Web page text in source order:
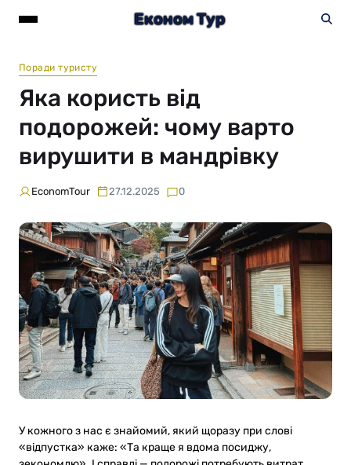
Економ Тур
Поради туристу
Яка користь від
подорожей: чому варто
вирушити в мандрівку
EconomTour 27.12.2025 0
У кожного з нас є знайомий, який щоразу при слові
«відпустка» каже: «Та краще я вдома посиджу,